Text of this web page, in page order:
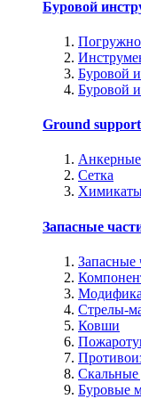
Буровой
Буровой
Буровой
Ground
Сетка
Запасные
Запасные
Стрелы-
Ковши
Скальные
Буровые